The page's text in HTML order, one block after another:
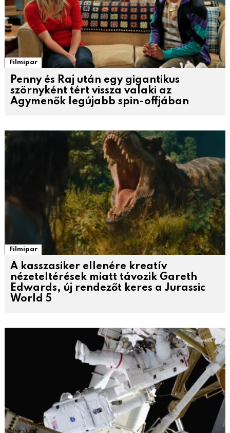
Filmipar
Penny és Raj után egy gigantikus
szörnyként tért vissza valaki az
Agymenők legújabb spin-offjában
Filmipar
A kasszasiker ellenére kreatív
nézeteltérések miatt távozik Gareth
Edwards, új rendezőt keres a Jurassic
World 5